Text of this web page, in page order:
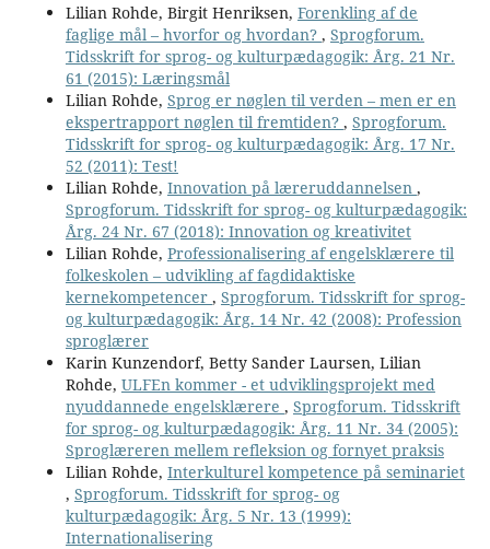
Lilian Rohde, Birgit Henriksen, Forenkling af de
faglige mål – hvorfor og hvordan? , Sprogforum.
Tidsskrift for sprog- og kulturpædagogik: Årg. 21 Nr.
61 (2015): Læringsmål
Lilian Rohde, Sprog er nøglen til verden – men er en
ekspertrapport nøglen til fremtiden? , Sprogforum.
Tidsskrift for sprog- og kulturpædagogik: Årg. 17 Nr.
52 (2011): Test!
Lilian Rohde, Innovation på læreruddannelsen ,
Sprogforum. Tidsskrift for sprog- og kulturpædagogik:
Årg. 24 Nr. 67 (2018): Innovation og kreativitet
Lilian Rohde, Professionalisering af engelsklærere til
folkeskolen – udvikling af fagdidaktiske
kernekompetencer , Sprogforum. Tidsskrift for sprog-
og kulturpædagogik: Årg. 14 Nr. 42 (2008): Profession
sproglærer
Karin Kunzendorf, Betty Sander Laursen, Lilian
Rohde, ULFEn kommer - et udviklingsprojekt med
nyuddannede engelsklærere , Sprogforum. Tidsskrift
for sprog- og kulturpædagogik: Årg. 11 Nr. 34 (2005):
Sproglæreren mellem refleksion og fornyet praksis
Lilian Rohde, Interkulturel kompetence på seminariet
, Sprogforum. Tidsskrift for sprog- og
kulturpædagogik: Årg. 5 Nr. 13 (1999):
Internationalisering